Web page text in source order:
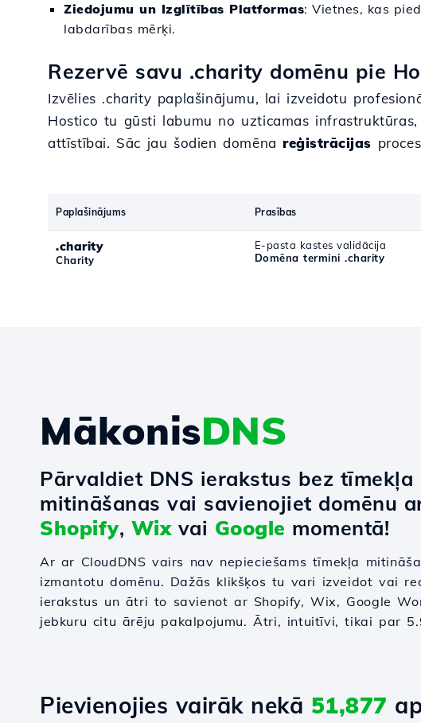
Ziedojumu un Izglītības Platformas: Vietnes, kas
labdarības mērķi.
Rezervē savu .charity domēnu pie
Izvēlies .charity paplašinājumu, lai izveidotu
Hostico tu gūsti labumu no uzticamas
attīstībai. Sāc jau šodien domēnareģistrācijas
Paplašinājums Prasības
.charity
Charity
E-pasta kastes validācija
Domēna termini .charity
MākonisDNS
Pārvaldiet DNS ierakstus bez tīmekļa
mitināšanas vai savienojiet domēnu
Shopify, Wixvai Google momentā!
Ar ar CloudDNS vairs nav nepieciešams tīmekļa
izmantotu domēnu. Dažās klikšķos tu vari izveidot vai
ierakstus un ātri to savienot ar Shopify, Wix, Google
jebkuru citu ārēju pakalpojumu. Ātri, intuitīvi, tikai par
Pievienojies vairāk nekā 51,877